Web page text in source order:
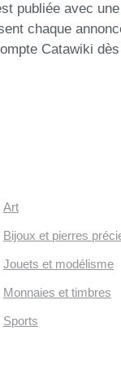
publiée avec
chaque
Catawiki
Art
Bijoux et pierres
Jouets et modélisme
Monnaies et timbres
Sports